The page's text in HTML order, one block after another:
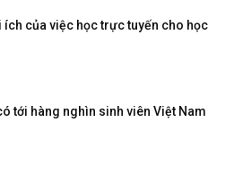
ích của việc học trực tuyến cho học
tới hàng nghìn sinh viên Việt Nam